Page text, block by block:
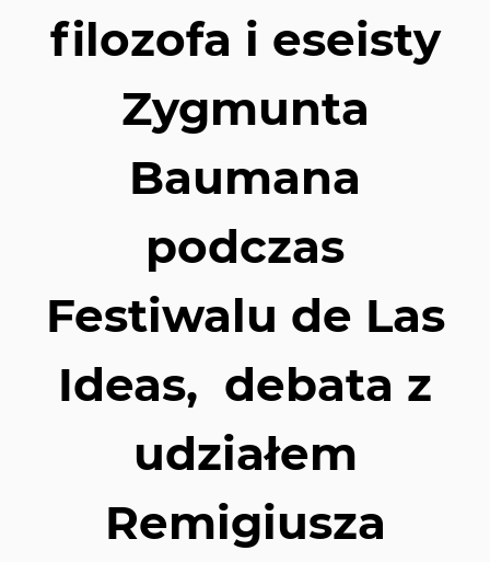
filozofa i eseisty
Zygmunta
Baumana
podczas
Festiwalu de Las
Ideas, debata z
udziałem
Remigiusza